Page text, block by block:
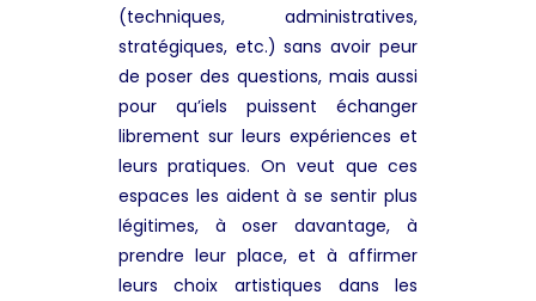
(techniques, administratives,
stratégiques, etc.) sans avoir peur
de poser des questions, mais aussi
pour qu’iels puissent échanger
librement sur leurs expériences et
leurs pratiques. On veut que ces
espaces les aident à se sentir plus
légitimes, à oser davantage, à
prendre leur place, et à affirmer
leurs choix artistiques dans les